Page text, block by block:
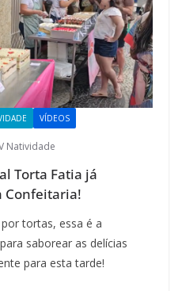
VÍDEOS
Natividade
Torta Fatia já
Confeitaria!
tortas, essa é a
saborear as delícias
para esta tarde!